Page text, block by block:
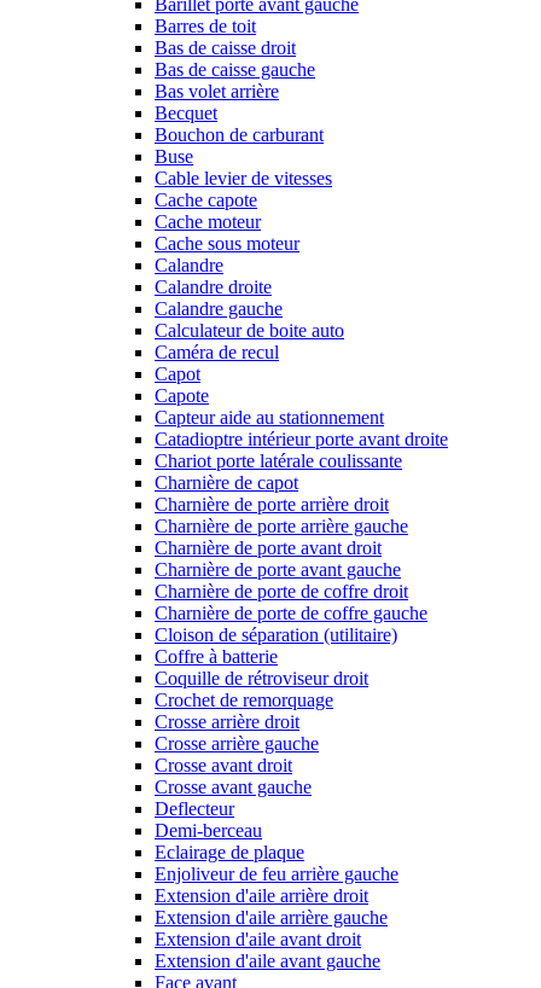
Barillet porte avant gauche
Barres de toit
Bas de caisse droit
Bas de caisse gauche
Bas volet arrière
Becquet
Bouchon de carburant
Buse
Cable levier de vitesses
Cache capote
Cache moteur
Cache sous moteur
Calandre
Calandre droite
Calandre gauche
Calculateur de boite auto
Caméra de recul
Capot
Capote
Capteur aide au stationnement
Catadioptre intérieur porte avant droite
Chariot porte latérale coulissante
Charnière de capot
Charnière de porte arrière droit
Charnière de porte arrière gauche
Charnière de porte avant droit
Charnière de porte avant gauche
Charnière de porte de coffre droit
Charnière de porte de coffre gauche
Cloison de séparation (utilitaire)
Coffre à batterie
Coquille de rétroviseur droit
Crochet de remorquage
Crosse arrière droit
Crosse arrière gauche
Crosse avant droit
Crosse avant gauche
Deflecteur
Demi-berceau
Eclairage de plaque
Enjoliveur de feu arrière gauche
Extension d'aile arrière droit
Extension d'aile arrière gauche
Extension d'aile avant droit
Extension d'aile avant gauche
Face avant